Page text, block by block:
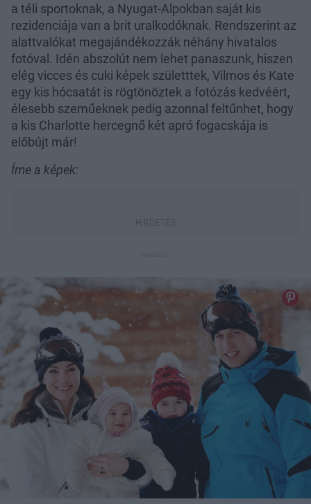
a téli sportoknak, a Nyugat-Alpokban saját kis
rezidenciája van a brit uralkodóknak. Rendszerint az
alattvalókat megajándékozzák néhány hivatalos
fotóval. Idén abszolút nem lehet panaszunk, hiszen
elég vicces és cuki képek születttek, Vilmos és Kate
egy kis hócsatát is rögtönöztek a fotózás kedvéért,
élesebb szeműeknek pedig azonnal feltűnhet, hogy
a kis Charlotte hercegnő két apró fogacskája is
előbújt már!
Íme a képek: